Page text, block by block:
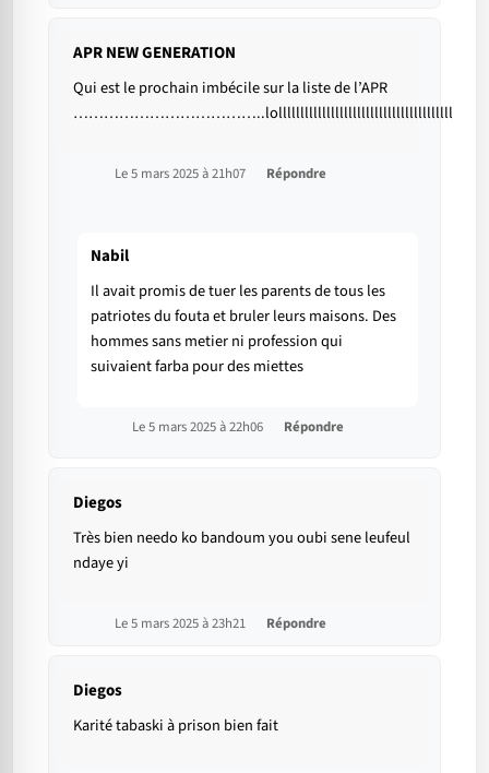
APR NEW GENERATION
Qui est le prochain imbécile sur la liste de l’APR
………………………………..lollllllllllllllllllllllllllllllllllllllll
Le 5 mars 2025 à 21h07 Répondre
Nabil
Il avait promis de tuer les parents de tous les
patriotes du fouta et bruler leurs maisons. Des
hommes sans metier ni profession qui
suivaient farba pour des miettes
Le 5 mars 2025 à 22h06 Répondre
Diegos
Très bien needo ko bandoum you oubi sene leufeul
ndaye yi
Le 5 mars 2025 à 23h21 Répondre
Diegos
Karité tabaski à prison bien fait